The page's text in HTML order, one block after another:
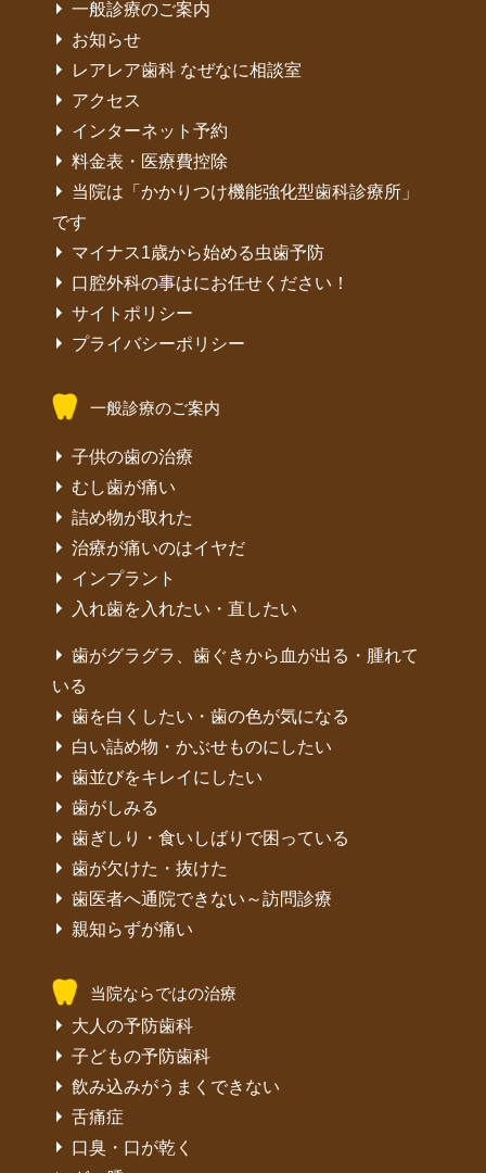
一般診療のご案内
お知らせ
レアレア歯科 なぜなに相談室
アクセス
インターネット予約
料金表・医療費控除
当院は「かかりつけ機能強化型歯科診療所」
です
マイナス1歳から始める虫歯予防
口腔外科の事はにお任せください！
サイトポリシー
プライバシーポリシー
一般診療のご案内
子供の歯の治療
むし歯が痛い
詰め物が取れた
治療が痛いのはイヤだ
インプラント
入れ歯を入れたい・直したい
歯がグラグラ、歯ぐきから血が出る・腫れて
いる
歯を白くしたい・歯の色が気になる
白い詰め物・かぶせものにしたい
歯並びをキレイにしたい
歯がしみる
歯ぎしり・食いしばりで困っている
歯が欠けた・抜けた
歯医者へ通院できない～訪問診療
親知らずが痛い
当院ならではの治療
大人の予防歯科
子どもの予防歯科
飲み込みがうまくできない
舌痛症
口臭・口が乾く